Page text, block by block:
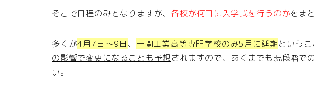
そこで日程のみとなりますが、 各校が何日に入学式を行うのかをま
多くが4月7日～9日 、 一関工業高等専門学校のみ5月に延期という
の影響で変更になることも予想されますので、あくまでも現段階で
い。